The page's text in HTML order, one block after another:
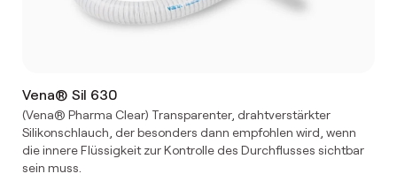
Vena® Sil 630
(Vena® Pharma Clear) Transparenter, drahtverstärkter
Silikonschlauch, der besonders dann empfohlen wird, wenn
die innere Flüssigkeit zur Kontrolle des Durchflusses sichtbar
sein muss.